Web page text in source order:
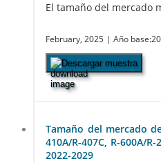
El tamaño del mercado
February, 2025 | Año
Descargar muestra
Tamaño del mercado
410A/R-407C, R-
2022-2029